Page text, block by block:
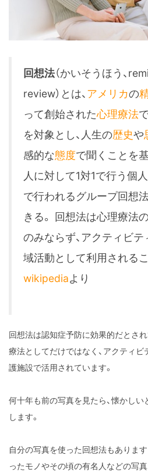
回想法（かいそうほう、
review）とは、 アメリカの
って創始された心理療法
を対象とし、人生の歴史や
感的な態度で聞くことを
人に対して1対1で行う個
で行われるグループ回想
きる。 回想法は心理療法
のみならず、アクティビテ
域活動として利用される
wikipediaより
回想法は認知症予防に効果的だとさ
療法としてだけではなく、アクティ
護施設で活用されています。
何十年も前の写真を見たら、懐かし
します。
自分の写真を使った回想法もありま
ったモノやその頃の有名人などの写